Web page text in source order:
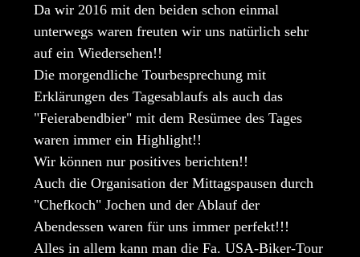
Da wir 2016 mit den beiden schon einmal
unterwegs waren freuten wir uns natürlich sehr
auf ein Wiedersehen!!
Die morgendliche Tourbesprechung mit
Erklärungen des Tagesablaufs als auch das
"Feierabendbier" mit dem Resümee des Tages
waren immer ein Highlight!!
Wir können nur positives berichten!!
Auch die Organisation der Mittagspausen durch
"Chefkoch" Jochen und der Ablauf der
Abendessen waren für uns immer perfekt!!!
Alles in allem kann man die Fa. USA-Biker-Tour